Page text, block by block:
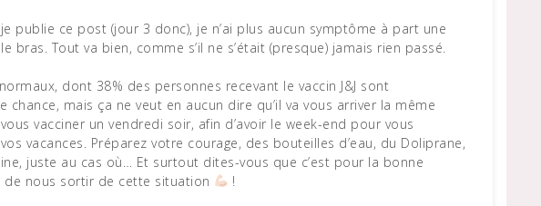
publie ce post (jour 3 donc), je n’ai plus aucun symptôme à part une
bras. Tout va bien, comme s’il ne s’était (presque) jamais rien passé.
dont 38% des personnes recevant le vaccin J&J sont
chance, mais ça ne veut en aucun dire qu’il va vous arriver la même
vacciner un vendredi soir, afin d’avoir le week-end pour vous
vacances. Préparez votre courage, des bouteilles d’eau, du Doliprane,
juste au cas où… Et surtout dites-vous que c’est pour la bonne
de nous sortir de cette situation
!